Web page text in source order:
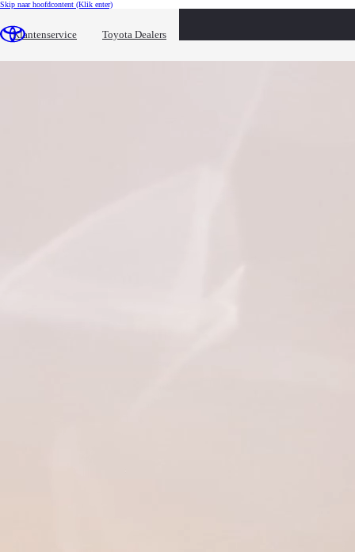
Skip naar hoofdcontent (Klik enter)
Klantenservice Toyota Dealers
Abonnementen